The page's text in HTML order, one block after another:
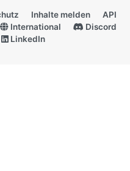
Inhalte melden
API
International
Discord
LinkedIn